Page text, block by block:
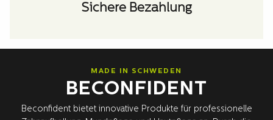
Sichere Bezahlung
MADE IN SCHWEDEN
BECONFIDENT
Beconfident bietet innovative Produkte für professionelle